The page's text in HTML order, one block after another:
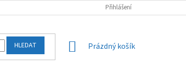
Přihlášení
HLEDAT
NÁKUPNÍ
Prázdný košík